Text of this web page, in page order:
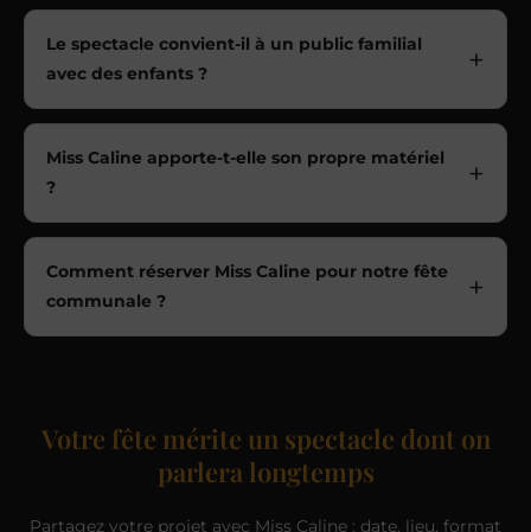
Le spectacle convient-il à un public familial
avec des enfants ?
Miss Caline apporte-t-elle son propre matériel
?
Comment réserver Miss Caline pour notre fête
communale ?
Votre fête mérite un spectacle dont on
parlera longtemps
Partagez votre projet avec Miss Caline : date, lieu, format